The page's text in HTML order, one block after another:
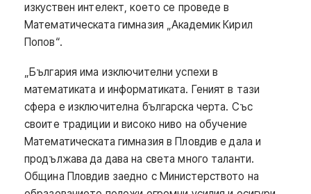
изкуствен интелект, което се проведе в
Математическата гимназия „Академик Кирил
Попов“.
„България има изключителни успехи в
математиката и информатиката. Геният в тази
сфера е изключителна българска черта. Със
своите традиции и високо ниво на обучение
Математическата гимназия в Пловдив е дала и
продължава да дава на света много таланти.
Община Пловдив заедно с Министерството на